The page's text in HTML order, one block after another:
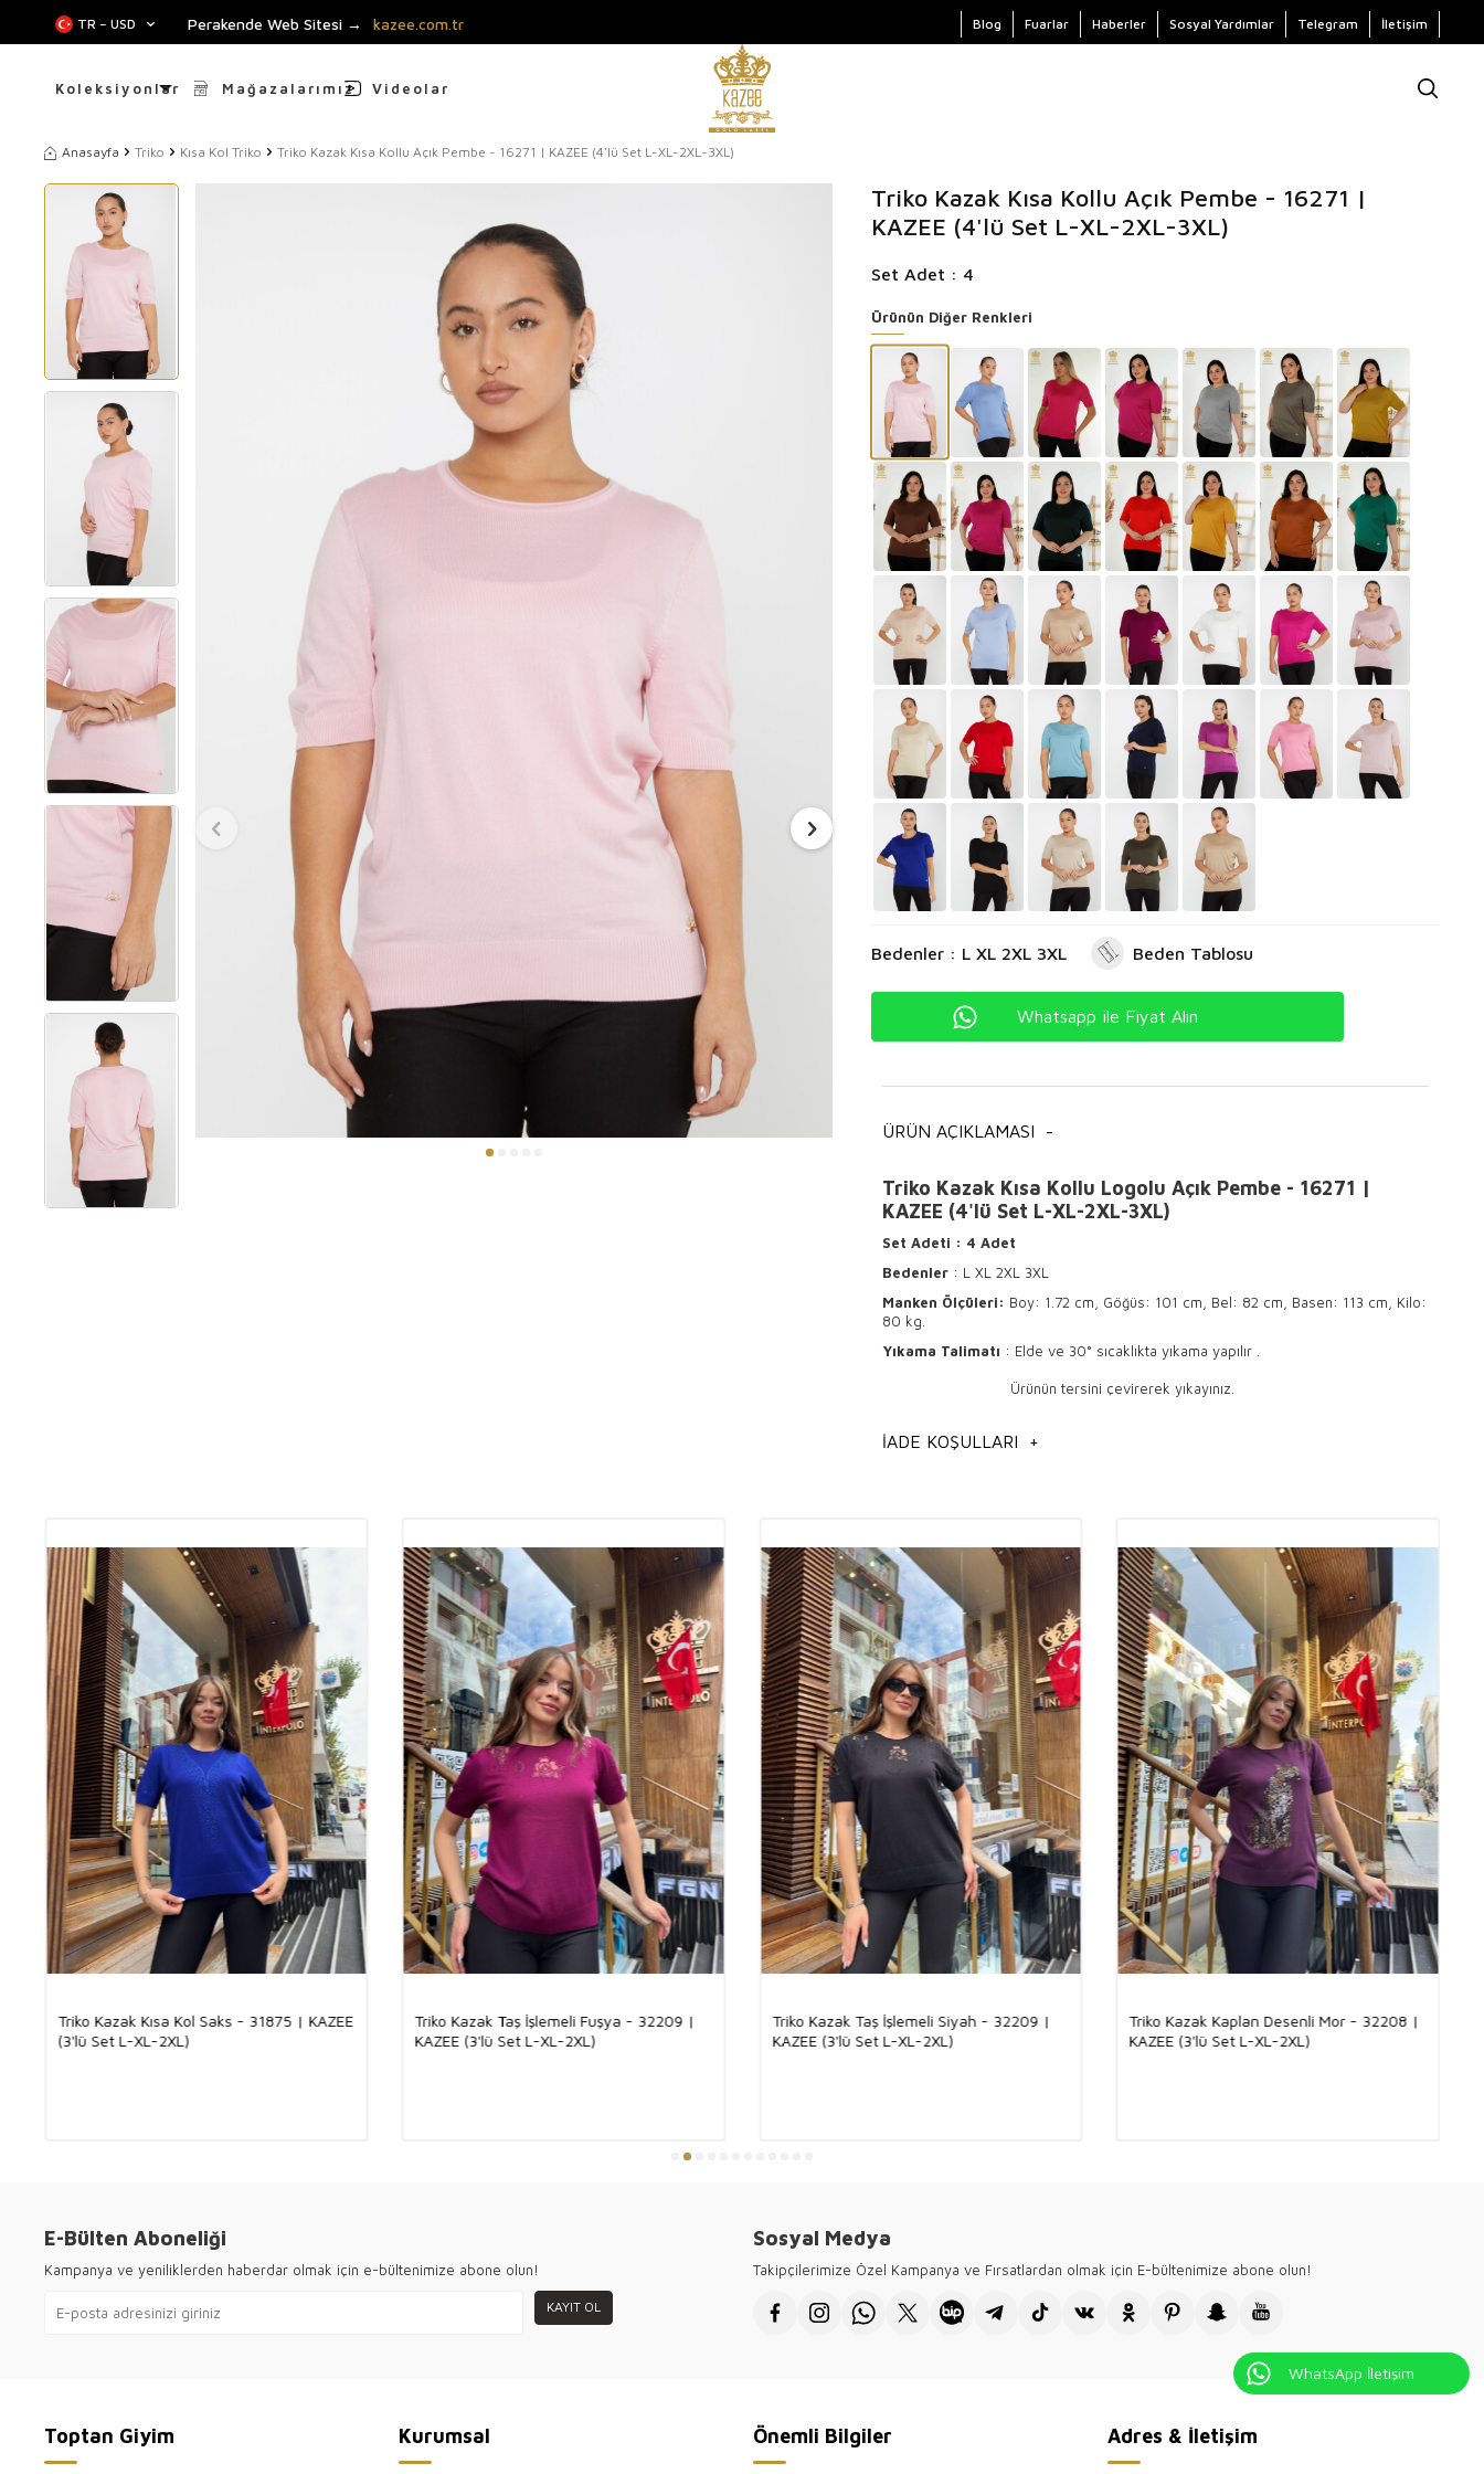
TR − USD Perakende Web Sitesi → kazee.com.tr Blog Fuarlar Haberler Sosyal Yardımlar Telegram İletişim
Koleksiyonlar Mağazalarımız Videolar
WhatsApp İletişim
Anasayfa Triko Kısa Kol Triko Triko Kazak Kısa Kollu Açık Pembe - 16271 | KAZEE (4'lü Set L-XL-2XL-3XL)
Triko Kazak Kısa Kollu Açık Pembe - 16271 |
KAZEE (4'lü Set L-XL-2XL-3XL)
Set Adet : 4
Ürünün Diğer Renkleri
Bedenler : L XL 2XL 3XL Beden Tablosu
Whatsapp ile Fiyat Alın
ÜRÜN AÇIKLAMASI -
Triko Kazak Kısa Kollu Logolu Açık Pembe - 16271 |
KAZEE (4'lü Set L-XL-2XL-3XL)
Set Adeti : 4 Adet
Bedenler : L XL 2XL 3XL
Manken Ölçüleri: Boy: 1.72 cm, Göğüs: 101 cm, Bel: 82 cm, Basen: 113 cm, Kilo:
80 kg.
Yıkama Talimatı : Elde ve 30° sıcaklıkta yıkama yapılır .
Ürünün tersini çevirerek yıkayınız.
hem günlük kullanımda hem de özel davetlerde fark yaratır.
Toptan
butik
sahiplerinin de gözdesi olan bu ürünler, modanın vazgeçilmez parçaları
arasında yer alır. Trikoların sunduğu şıklık ve konfor, kadınların dört mevsim tercih
edebileceği en moda ürünler arasındadır.
Trikoların Kalitesinin Önemi
Trikoların kalitesi, hem ürünün uzun ömürlü olması hem de giyildiğinde sağladığı
rahatlık açısından büyük önem taşır. Yüksek kaliteli trikolar, vücuda hoş bir şekilde
oturarak şık bir görünüm sağlar. Aynı zamanda, kaliteli trikolar yıkama sonrasında
bile ilk günkü formunu korur, bu da onları uzun süreli kullanım için ideal
kılar.
Toptan butik
sahipleri için kaliteli trikolar, müşterilere memnuniyet garantisi
sunarak sadık bir müşteri kitlesi oluşturmada önemli bir rol oynar.
Neden Trikolar Tercih Edilmelidir?
hoş ve şık görünümleriyle her yaştan kadının gardırobunda yerini alır.
Kaliteli dokuları sayesinde gün boyu rahatlık sağlayan bu modeller, modaya
trend çizgileriyle stil sahibi kadınların vazgeçilmezidir. Toptan butik
sahipleri için trikolar, farklı renk, model ve desen seçenekleriyle geniş bir ürün
yelpazesi sunar. Bu çeşitlilik, müşterilerin kendi tarzlarına uygun triko modellerini
bulmalarını kolaylaştırır. Ayrıca, trikoların cilt dostu kumaşlardan üretilmiş olması,
rahatlıkla tercih edilmelerinin başlıca nedenlerindendir.
%92 Viskon %8 Elit Kumaş: Şıklık ve Konforun
Mükemmel Dengesi
Ürünümüz, %92 viskon ve %8 elit kumaş karışımıyla üretilmiştir. Viskonun yumuşak
İADE KOŞULLARI +
Triko Kazak Kısa Kol Saks - 31875 | KAZEE
(3'lü Set L-XL-2XL)
Triko Kazak Taş İşlemeli Fuşya - 32209 |
KAZEE (3'lü Set L-XL-2XL)
Triko Kazak Taş İşlemeli Siyah - 32209 |
KAZEE (3'lü Set L-XL-2XL)
Triko Kazak Kaplan Desenli Mor - 32208 |
KAZEE (3'lü Set L-XL-2XL)
E-Bülten Aboneliği
Kampanya ve yeniliklerden haberdar olmak için e-bültenimize abone olun!
KAYIT OL
Sosyal Medya
Takipçilerimize Özel Kampanya ve Fırsatlardan olmak için E-bültenimize abone olun!
Toptan Giyim Kurumsal Önemli Bilgiler Adres & İletişim